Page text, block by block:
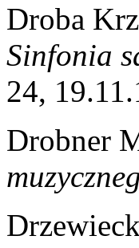
Droba
Sinfonia
24,
Drobner